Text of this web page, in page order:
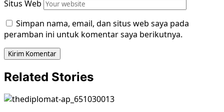
Situs Web
Simpan nama, email, dan situs web saya pada
peramban ini untuk komentar saya berikutnya.
Related Stories